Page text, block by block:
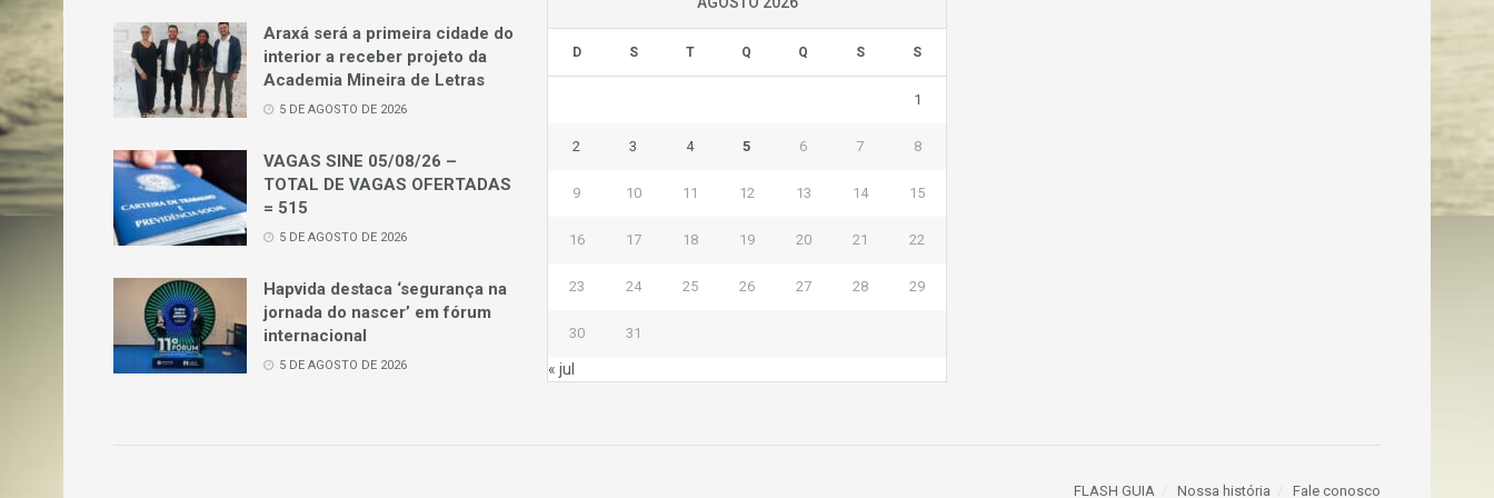
Araxá será a primeira cidade do
interior a receber projeto da
Academia Mineira de Letras
5 DE AGOSTO DE 2026
VAGAS SINE 05/08/26 –
TOTAL DE VAGAS OFERTADAS
= 515
5 DE AGOSTO DE 2026
Hapvida destaca ‘segurança na
jornada do nascer’ em fórum
internacional
5 DE AGOSTO DE 2026
D S T Q Q S S
1
2 3 4 5 6 7 8
9 10 11 12 13 14 15
16 17 18 19 20 21 22
23 24 25 26 27 28 29
30 31
« jul
FLASH GUIA Nossa história Fale conosco